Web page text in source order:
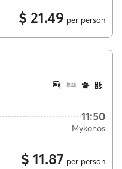
$ 21.49 per person
11:50
Mykonos
$ 11.87 per person